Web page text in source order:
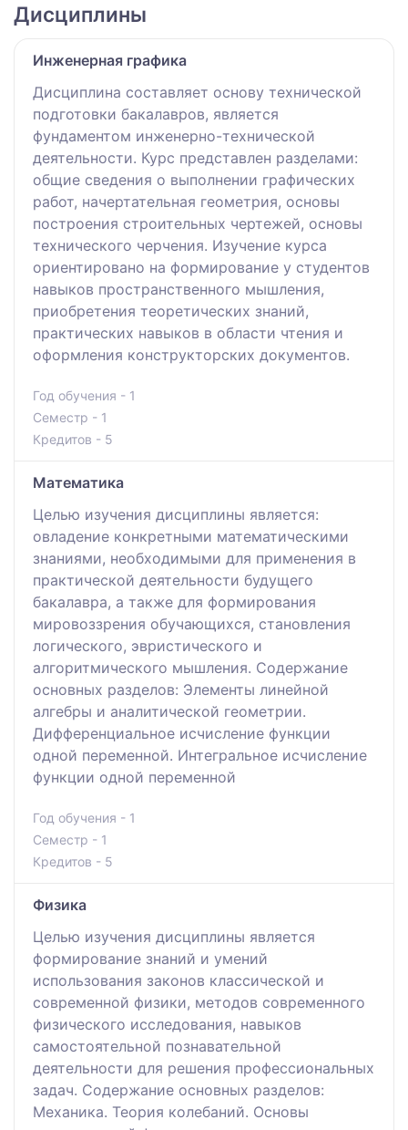
Дисциплины
Инженерная графика
Дисциплина составляет основу технической
подготовки бакалавров, является
фундаментом инженерно-технической
деятельности. Курс представлен разделами:
общие сведения о выполнении графических
работ, начертательная геометрия, основы
построения строительных чертежей, основы
технического черчения. Изучение курса
ориентировано на формирование у студентов
навыков пространственного мышления,
приобретения теоретических знаний,
практических навыков в области чтения и
оформления конструкторских документов.
Год обучения - 1
Семестр - 1
Кредитов - 5
Математика
Целью изучения дисциплины является:
овладение конкретными математическими
знаниями, необходимыми для применения в
практической деятельности будущего
бакалавра, а также для формирования
мировоззрения обучающихся, становления
логического, эвристического и
алгоритмического мышления. Содержание
основных разделов: Элементы линейной
алгебры и аналитической геометрии.
Дифференциальное исчисление функции
одной переменной. Интегральное исчисление
функции одной переменной
Год обучения - 1
Семестр - 1
Кредитов - 5
Физика
Целью изучения дисциплины является
формирование знаний и умений
использования законов классической и
современной физики, методов современного
физического исследования, навыков
самостоятельной познавательной
деятельности для решения профессиональных
задач. Содержание основных разделов:
Механика. Теория колебаний. Основы